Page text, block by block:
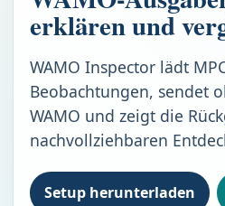
erklären und
WAMO Inspector lädt
Beobachtungen, sendet
WAMO und zeigt die
nachvollziehbaren
Setup herunterladen